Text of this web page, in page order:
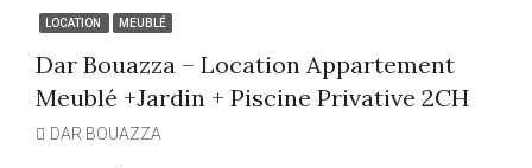
LOCATION MEUBLÉ
Dar Bouazza – Location Appartement
Meublé +jardin + Piscine Privative 2CH
DAR BOUAZZA